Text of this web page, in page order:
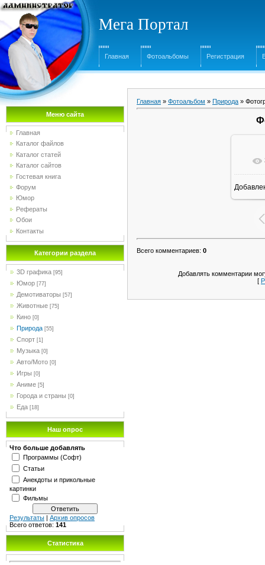
Мега Портал
Главная Фотоальбомы Регистрация
Меню сайта
Главная
Каталог файлов
Каталог статей
Каталог сайтов
Гостевая книга
Форум
Юмор
Рефераты
Обои
Контакты
Категории раздела
3D графика [95]
Юмор [77]
Демотиваторы [57]
Животные [75]
Кино [0]
Природа [55]
Спорт [1]
Музыка [0]
Авто/Мото [0]
Игры [0]
Аниме [5]
Города и страны [0]
Еда [18]
Наш опрос
Что больше добавлять
Программы (Софт)
Статьи
Анекдоты и прикольные
картинки
Фильмы
Результаты | Архив опросов
Всего ответов: 141
Статистика
Главная » Фотоальбом » Природа »
Всего комментариев: 0
Добавлять комментарии
[